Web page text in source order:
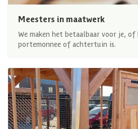
Meesters in maatwerk
We maken het betaalbaar voor je,
portemonnee of achtertuin is.